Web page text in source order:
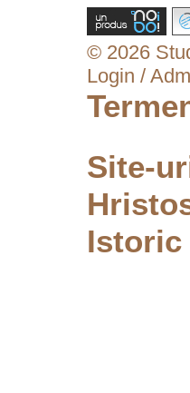
© 2026
Login /
Site-
Istoric